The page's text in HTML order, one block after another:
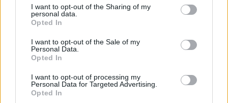
I want to opt-out of the Sharing of my
personal data.
Opted In
I want to opt-out of the Sale of my
Personal Data.
Opted In
I want to opt-out of processing my
Personal Data for Targeted Advertising.
Opted In
JOGOS MULTIJUGADOR
JOGOS DE PLATAFORMAS
JOGOS EM 3D